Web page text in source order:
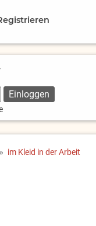
.
» im Kleid in der Arbeit